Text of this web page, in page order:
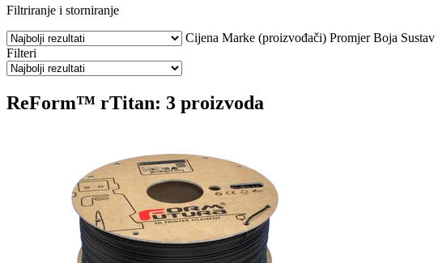
Filtriranje i storniranje
Cijena Marke (proizvođači) Promjer Boja Sustav
Filteri
ReForm™ rTitan: 3 proizvoda